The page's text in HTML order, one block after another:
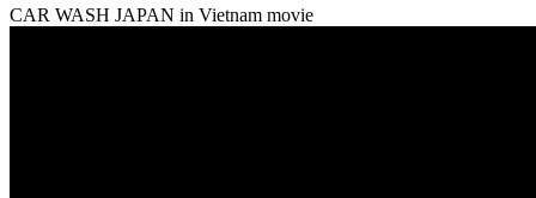
CAR WASH JAPAN in Vietnam movie